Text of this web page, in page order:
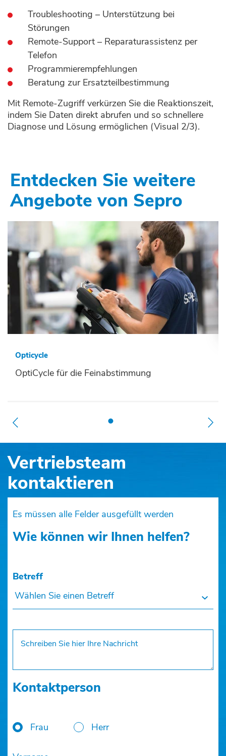
Troubleshooting – Unterstützung bei
Störungen
Remote-Support – Reparaturassistenz per
Telefon
Programmierempfehlungen
Beratung zur Ersatzteilbestimmung
Mit Remote-Zugriff verkürzen Sie die Reaktionszeit,
indem Sie Daten direkt abrufen und so schnellere
Diagnose und Lösung ermöglichen (Visual 2/3).
Entdecken Sie weitere
Angebote von Sepro
Opticycle
OptiCycle für die Feinabstimmung
Vertriebsteam
kontaktieren
Es müssen alle Felder ausgefüllt werden
Wie können wir Ihnen helfen?
Betreff
Wählen Sie einen Betreff
Kontaktperson
Frau Herr